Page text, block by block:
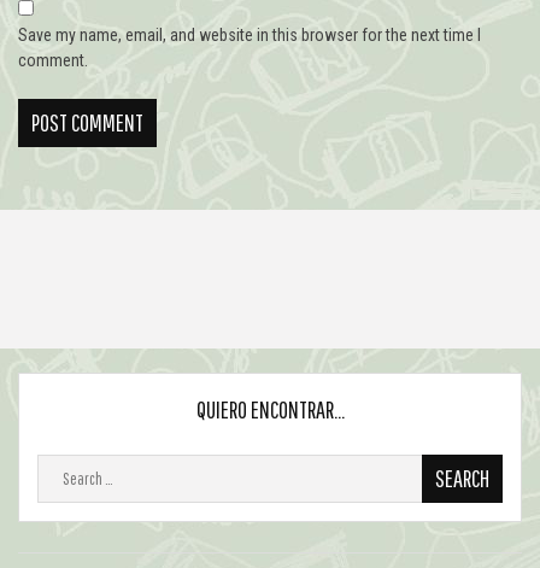
Save my name, email, and website in this browser for the next time I
comment.
QUIERO ENCONTRAR…